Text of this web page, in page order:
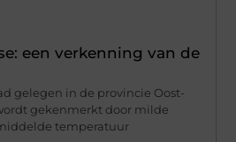
een verkenning van de
gelegen in de provincie Oost-
gekenmerkt door milde
temperatuur